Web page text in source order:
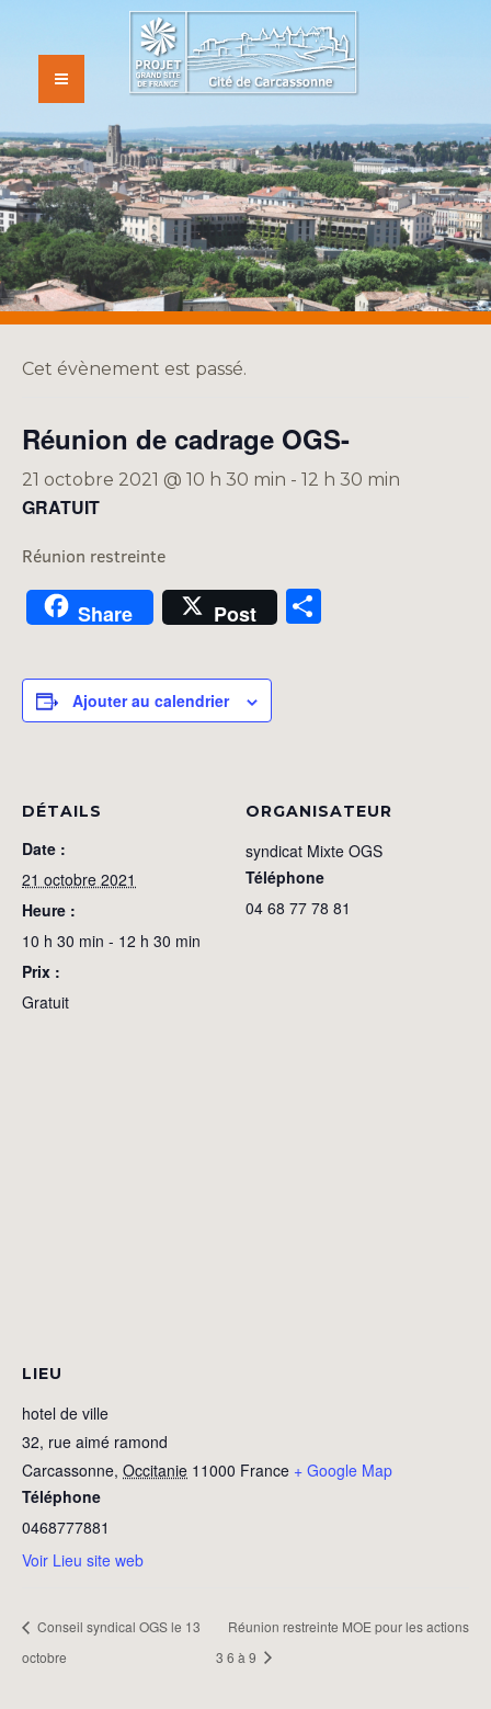
« Tous les Évènements
Cet évènement est passé.
Réunion de cadrage OGS-
21 octobre 2021 @ 10 h 30 min - 12 h 30 min
GRATUIT
Réunion restreinte
Share Post
Ajouter au calendrier
DÉTAILS
Date :
21 octobre 2021
Heure :
10 h 30 min - 12 h 30 min
Prix :
Gratuit
ORGANISATEUR
syndicat Mixte OGS
Téléphone
04 68 77 78 81
LIEU
hotel de ville
32, rue aimé ramond
Carcassonne, Occitanie 11000 France + Google Map
Téléphone
0468777881
Voir Lieu site web
Conseil syndical OGS le 13
octobre
Réunion restreinte MOE pour les actions
3 6 à 9